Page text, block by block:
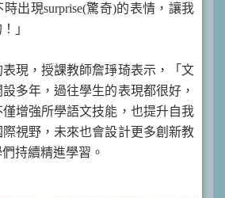
出現surprise(驚奇)的表情，讓我
」
現，授課教師詹琤琦表示，「文
多年，過往學生的表現都很好，
增強所學語文技能，也提升自我
視野，未來也會設計更多創新教
持續精進學習。